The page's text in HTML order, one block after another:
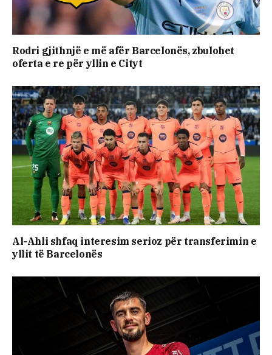
Rodri gjithnjë e më afër Barcelonës, zbulohet
oferta e re për yllin e Cityt
Al-Ahli shfaq interesim serioz për transferimin e
yllit të Barcelonës